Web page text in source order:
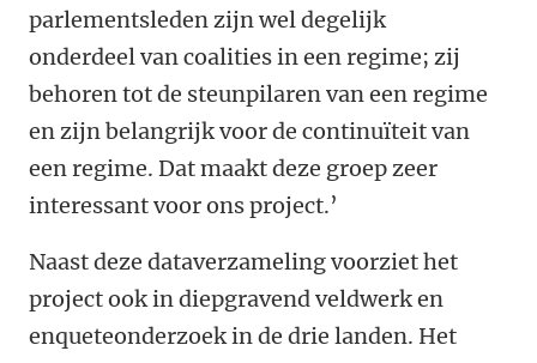
parlementsleden zijn wel degelijk
onderdeel van coalities in een regime; zij
behoren tot de steunpilaren van een regime
en zijn belangrijk voor de continuïteit van
een regime. Dat maakt deze groep zeer
interessant voor ons project.’
Naast deze dataverzameling voorziet het
project ook in diepgravend veldwerk en
enqueteonderzoek in de drie landen. Het